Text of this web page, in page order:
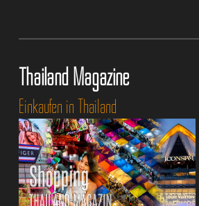
Thailand Magazine
Einkaufen in Thailand